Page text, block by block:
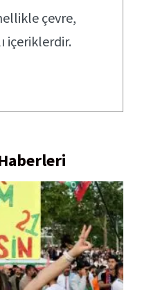
çevre,
içeriklerdir.